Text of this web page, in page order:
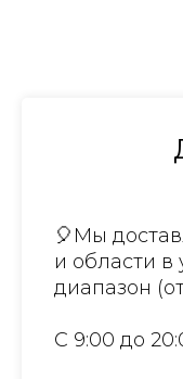
🎈Мы
и области
диапазон (от
С 9:00 до